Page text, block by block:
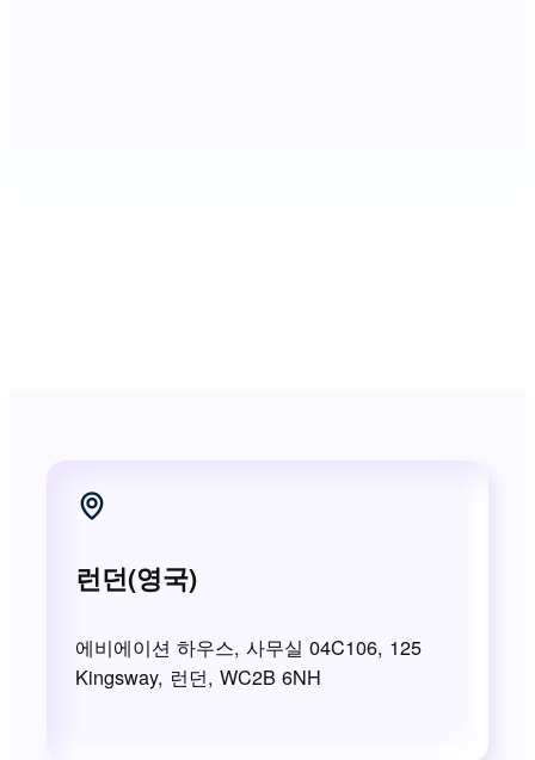
런던(영국)
에비에이션 하우스, 사무실 04C106, 125
Kingsway, 런던, WC2B 6NH